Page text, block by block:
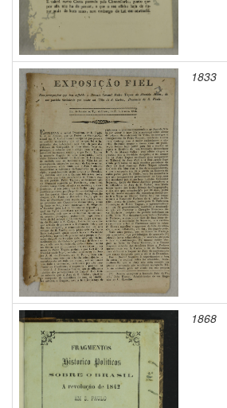
1833
1868